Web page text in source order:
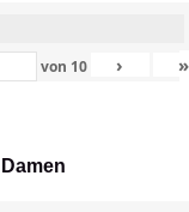
von 10 › »